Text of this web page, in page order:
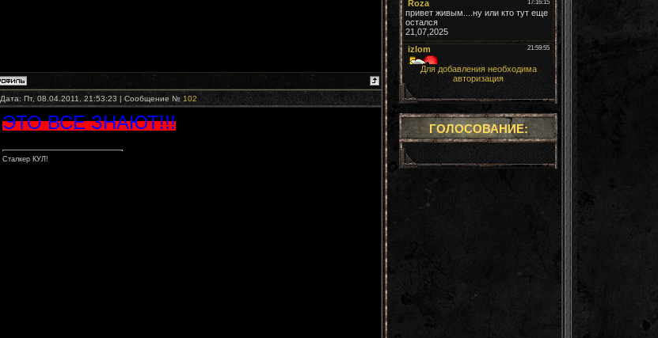
Дата: Пт, 08.04.2011, 21:53:23 | Сообщение № 102
ЭТО ВСЕ ЗНАЮТ!!!
Сталкер КУЛ!
Для добавления необходима
авторизация
ГОЛОСОВАНИЕ: